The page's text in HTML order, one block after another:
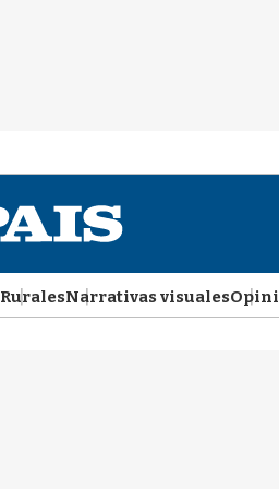
RuralesNarrativas visuales